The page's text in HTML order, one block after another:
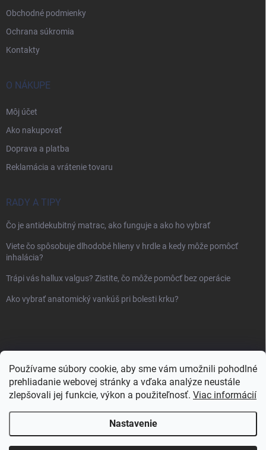
Používame súbory cookie, aby sme vám umožnili pohodlné
prehliadanie webovej stránky a vďaka analýze neustále
zlepšovali jej funkcie, výkon a použiteľnosť. Viac informácií
Nastavenie
Obchodné podmienky
Ochrana súkromia
Kontakty
O NÁKUPE
Môj účet
Ako nakupovať
Doprava a platba
Reklamácia a vrátenie tovaru
RADY A TIPY
Čo je antidekubitný matrac, ako funguje a ako ho vybrať
Viete čo spôsobuje dlhodobé hlieny v hrdle a kedy môže pomôcť
inhalácia?
Trápi vás hallux valgus? Zistite, čo môže pomôcť bez operácie
Ako vybrať anatomický vankúš pri bolesti krku?